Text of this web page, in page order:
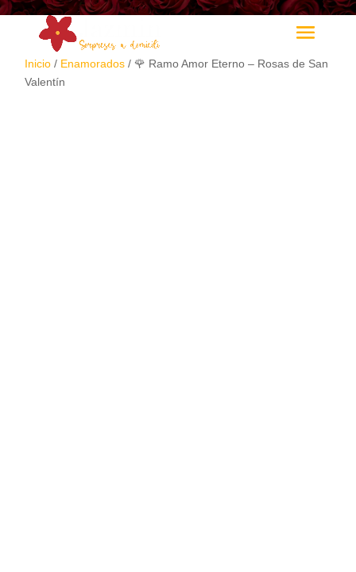
Inicio / Enamorados / 🌹 Ramo Amor Eterno – Rosas de San
Valentín